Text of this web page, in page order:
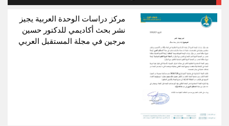
مركز دراسات الوحدة العربية يجيز
نشر بحث أكاديمي للدكتور حسين
مرجين في مجلة المستقبل العربي